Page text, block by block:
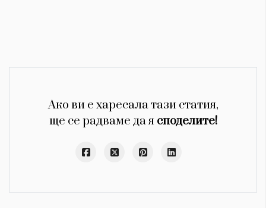
Ако ви е харесала тази статия,
ще се радваме да я споделите!